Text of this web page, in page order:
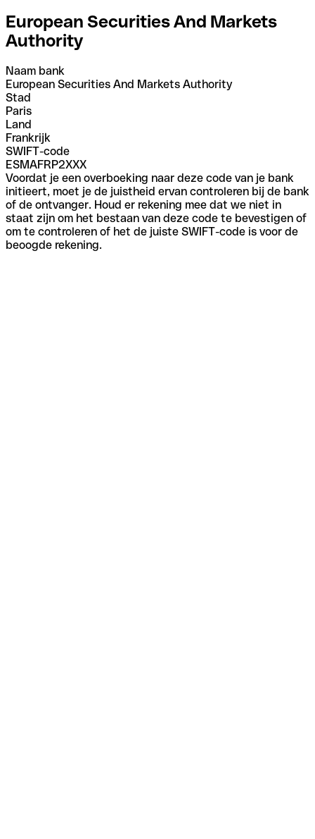
European Securities And Markets
Authority
Naam bank
European Securities And Markets Authority
Stad
Paris
Land
Frankrijk
SWIFT-code
ESMAFRP2XXX
Voordat je een overboeking naar deze code van je bank
initieert, moet je de juistheid ervan controleren bij de bank
of de ontvanger. Houd er rekening mee dat we niet in
staat zijn om het bestaan van deze code te bevestigen of
om te controleren of het de juiste SWIFT-code is voor de
beoogde rekening.